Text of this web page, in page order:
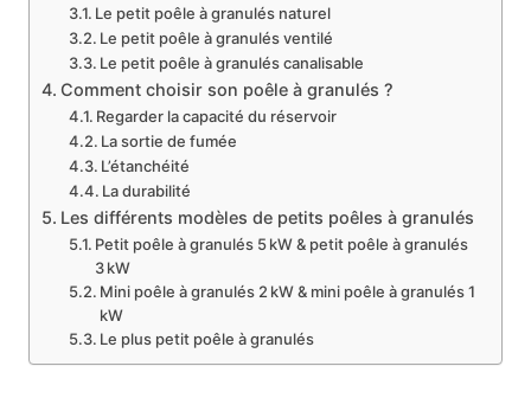
Le petit poêle à granulés naturel
Le petit poêle à granulés ventilé
Le petit poêle à granulés canalisable
Comment choisir son poêle à granulés ?
Regarder la capacité du réservoir
La sortie de fumée
L’étanchéité
La durabilité
Les différents modèles de petits poêles à granulés
Petit poêle à granulés 5 kW & petit poêle à granulés
3 kW
Mini poêle à granulés 2 kW & mini poêle à granulés 1
kW
Le plus petit poêle à granulés